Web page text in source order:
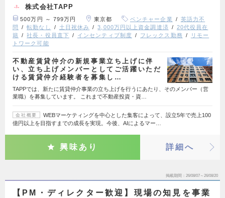
株式会社TAPP
500万円 ～ 799万円 東京都 ベンチャー企業
英語力不
問
転勤なし 土日祝休み 3,000万円以上資金調達済
20代役員在
籍
社長・役員直下 インセンティブ制度 フレックス勤務
リモー
トワーク可能
不動産賃貸仲介の新規事業立ち上げに伴
い、立ち上げメンバーとしてご活躍いただ
ける賃貸仲介経験者を募集し…
TAPPでは、新たに賃貸仲介事業の立ち上げを行うにあたり、そのメンバー（営
業職）を募集しています。 これまで不動産投資・資…
会社概要
WEBマーケティングを中心とした集客によって、設立5年で売上100
億円以上を目指すまでの成長を実現。今後、AIによるマー…
興味あり 詳細へ
掲載期間 26/08/07～26/08/20
【PM・ディレクター歓迎】現場の知見を事業